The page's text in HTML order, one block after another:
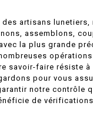
des artisans lunetiers,
assemblons,
la plus grande
savoir-faire résiste à
pour vous
notre contrôle
de